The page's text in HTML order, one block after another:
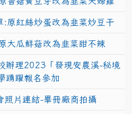
原紅絲炒蛋改為韭菜炒豆干
大瓜鮮菇改為韭菜甜不辣
辦理2023「發現安農溪-秘境
踴躍報名參加
照片連結-畢冊廠商拍攝